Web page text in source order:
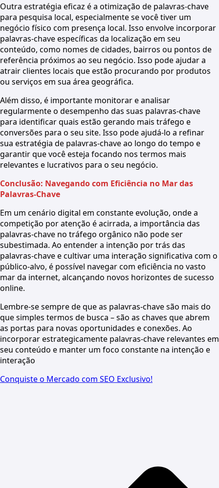
Outra estratégia eficaz é a otimização de palavras-chave
para pesquisa local, especialmente se você tiver um
negócio físico com presença local. Isso envolve incorporar
palavras-chave específicas da localização em seu
conteúdo, como nomes de cidades, bairros ou pontos de
referência próximos ao seu negócio. Isso pode ajudar a
atrair clientes locais que estão procurando por produtos
ou serviços em sua área geográfica.
Além disso, é importante monitorar e analisar
regularmente o desempenho das suas palavras-chave
para identificar quais estão gerando mais tráfego e
conversões para o seu site. Isso pode ajudá-lo a refinar
sua estratégia de palavras-chave ao longo do tempo e
garantir que você esteja focando nos termos mais
relevantes e lucrativos para o seu negócio.
Conclusão: Navegando com Eficiência no Mar das
Palavras-Chave
Em um cenário digital em constante evolução, onde a
competição por atenção é acirrada, a importância das
palavras-chave no tráfego orgânico não pode ser
subestimada. Ao entender a intenção por trás das
palavras-chave e cultivar uma interação significativa com o
público-alvo, é possível navegar com eficiência no vasto
mar da internet, alcançando novos horizontes de sucesso
online.
Lembre-se sempre de que as palavras-chave são mais do
que simples termos de busca – são as chaves que abrem
as portas para novas oportunidades e conexões. Ao
incorporar estrategicamente palavras-chave relevantes em
seu conteúdo e manter um foco constante na intenção e
interação
Conquiste o Mercado com SEO Exclusivo!